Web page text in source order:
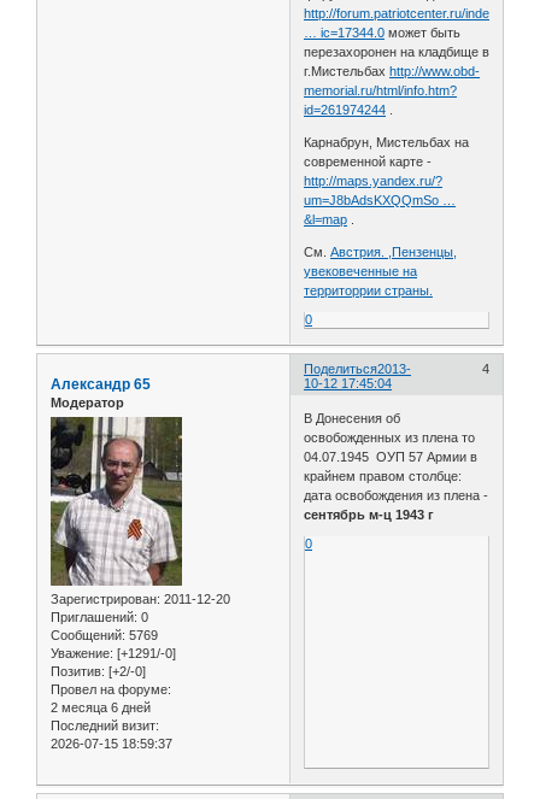
http://forum.patriotcenter.ru/index.php
… ic=17344.0 может быть
перезахоронен на кладбище в
г.Мистельбахhttp://www.obd-
memorial.ru/html/info.htm?
id=261974244
Карнабрун, Мистельбах на
современной карте -
http://maps.yandex.ru/?
um=J8bAdsKXQQmSo …
&l=map
См.Австрия. ,Пензенцы,
увековеченные на
территоррии страны.
0
Поделиться 4
2013-
10-12 17:45:04
Александр 65
Модератор
Зарегистрирован: 2011-12-20
Приглашений: 0
Сообщений: 5769
Уважение: [+1291/-0]
Позитив: [+2/-0]
Провел на форуме:
2 месяца 6 дней
Последний визит:
2026-07-15 18:59:37
В Донесения об
освобожденных из плена то
04.07.1945 ОУП 57 Армии в
крайнем правом столбце:
дата освобождения из плена -
сентябрь м-ц 1943 г
0